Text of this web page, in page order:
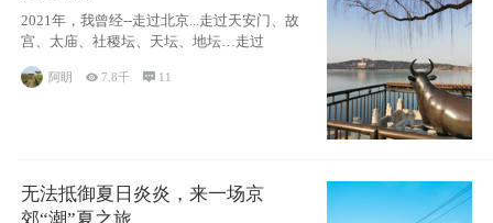
2021年，我曾经--走过北京...走过天安门、故
宫、太庙、社稷坛、天坛、地坛…走过
阿眀 7.8千  11
无法抵御夏日炎炎，来一场京